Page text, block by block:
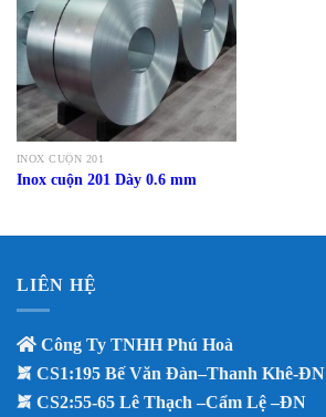
INOX CUỘN 201
Inox cuộn 201 Dày 0.6 mm
LIÊN HỆ
Công Ty TNHH Phú Hoà
CS1:195 Bế Văn Đàn–Thanh Khê-ĐN
CS2:55-65 Lê Thạch –Cẩm Lệ –ĐN